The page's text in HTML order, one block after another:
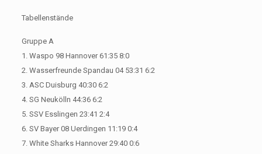
Tabellenstände
Gruppe A
1. Waspo 98 Hannover 61:35 8:0
2. Wasserfreunde Spandau 04 53:31 6:2
3. ASC Duisburg 40:30 6:2
4. SG Neukölln 44:36 6:2
5. SSV Esslingen 23:41 2:4
6. SV Bayer 08 Uerdingen 11:19 0:4
7. White Sharks Hannover 29:40 0:6